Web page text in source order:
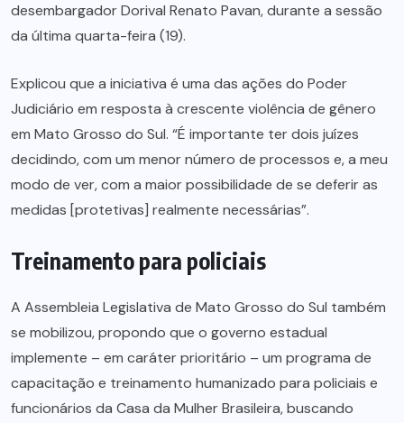
desembargador Dorival Renato Pavan, durante a sessão
da última quarta-feira (19).
Explicou que a iniciativa é uma das ações do Poder
Judiciário em resposta à crescente violência de gênero
em Mato Grosso do Sul. “É importante ter dois juízes
decidindo, com um menor número de processos e, a meu
modo de ver, com a maior possibilidade de se deferir as
medidas [protetivas] realmente necessárias”.
Treinamento para policiais
A Assembleia Legislativa de Mato Grosso do Sul também
se mobilizou, propondo que o governo estadual
implemente – em caráter prioritário – um programa de
capacitação e treinamento humanizado para policiais e
funcionários da Casa da Mulher Brasileira, buscando